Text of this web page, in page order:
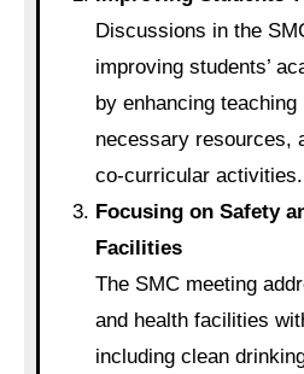
Discussions in the
improving students’
by enhancing
necessary resources,
co-curricular activities.
Focusing on Safety
Facilities
The SMC meeting
and health facilities
including clean